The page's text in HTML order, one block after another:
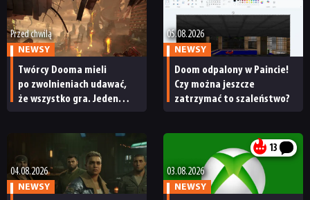
Przed chwilą
NEWSY
Twórcy Dooma mieli
po zwolnieniach udawać,
że wszystko gra. Jeden
05.08.2026
NEWSY
Doom odpalony w Paincie!
Czy można jeszcze
zatrzymać to szaleństwo?
04.08.2026
NEWSY
13
03.08.2026
NEWSY